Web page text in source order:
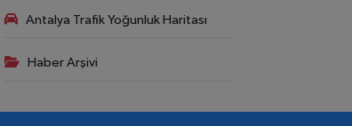
Antalya Trafik Yoğunluk Haritası
Haber Arşivi